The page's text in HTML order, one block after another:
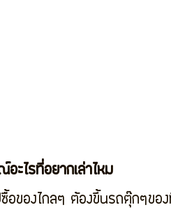
ะไรที่อยากเล่าไหม
อของไกลๆ ต้องขึ้นรถตุ๊กๆขอ